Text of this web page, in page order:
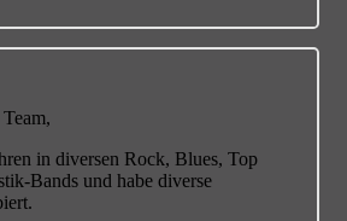
in diversen Rock, Blues, Top
Bands und habe diverse